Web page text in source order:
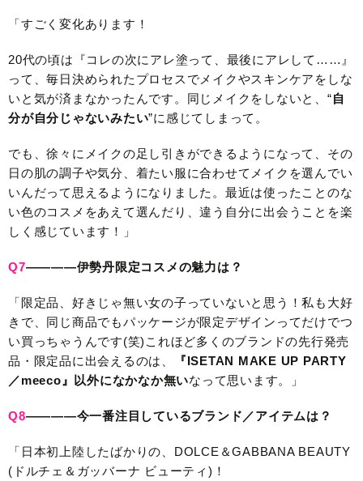
「すごく変化あります！
20代の頃は『コレの次にアレ塗って、最後にアレして……』
って、毎日決められたプロセスでメイクやスキンケアをしな
いと気が済まなかったんです。同じメイクをしないと、“自
分が自分じゃないみたい”に感じてしまって。
でも、徐々にメイクの足し引きができるようになって、その
日の肌の調子や気分、着たい服に合わせてメイクを選んでい
いんだって思えるようになりました。最近は使ったことのな
い色のコスメをあえて選んだり、違う自分に出会うことを楽
しく感じています！」
Q7————伊勢丹限定コスメの魅力は？
「限定品、好きじゃ無い女の子っていないと思う！私も大好
きで、同じ商品でもパッケージが限定デザインってだけでつ
い買っちゃうんです(笑)これほど多くのブランドの先行発売
品・限定品に出会えるのは、
『ISETAN MAKE UP PARTY
／meeco』以外になかなか無いなって思います。」
Q8————今一番注目しているブランド／アイテムは？
「日本初上陸したばかりの、DOLCE＆GABBANA BEAUTY
(ドルチェ＆ガッバーナ ビューティ)！